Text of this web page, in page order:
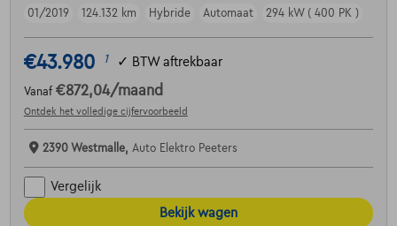
01/2019
124.132 km Hybride Automaat 294 kW ( 400 PK )
€43.980 1 ✓ BTW aftrekbaar
Vanaf €872,04/maand
Ontdek het volledige cijfervoorbeeld
2390 Westmalle, Auto Elektro Peeters
Vergelijk
Bekijk wagen